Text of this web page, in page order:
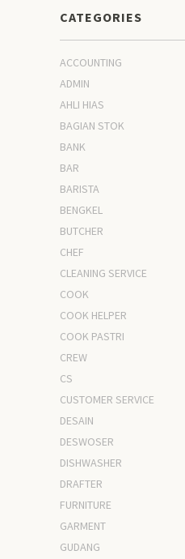
CATEGORIES
ACCOUNTING
ADMIN
AHLI HIAS
BAGIAN STOK
BANK
BAR
BARISTA
BENGKEL
BUTCHER
CHEF
CLEANING SERVICE
COOK
COOK HELPER
COOK PASTRI
CREW
CS
CUSTOMER SERVICE
DESAIN
DESWOSER
DISHWASHER
DRAFTER
FURNITURE
GARMENT
GUDANG